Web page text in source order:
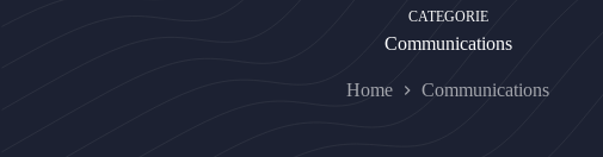
CATEGORIE
Communications
Home Communications